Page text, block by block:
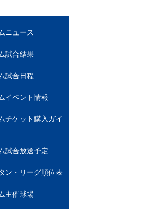
ニュース
試合結果
試合日程
イベント情報
チケット購入ガイ
試合放送予定
ン・リーグ順位表
主催球場